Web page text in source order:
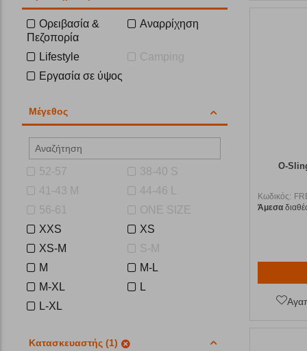
Ορειβασία &
Πεζοπορία
Αναρρίχηση
Lifestyle
Camping
Εργασία σε ύψος
Μέγεθος
52-57
38-40 S
41-43 M
44-46 L
56-61
ONE SIZE
XXS
XS
XS-M
S-M
M
M-L
M-XL
L
L-XL
Κατασκευαστής (1)
O-
Κωδικός:
Άμεσα